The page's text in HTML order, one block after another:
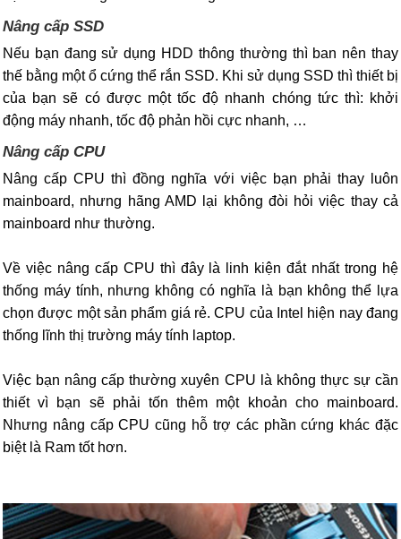
Nâng cấp SSD
Nếu bạn đang sử dụng HDD thông thường thì ban nên thay
thế bằng một ổ cứng thể rắn SSD. Khi sử dụng SSD thì thiết bị
của bạn sẽ có được một tốc độ nhanh chóng tức thì: khởi
động máy nhanh, tốc độ phản hồi cực nhanh, …
Nâng cấp CPU
Nâng cấp CPU thì đồng nghĩa với việc bạn phải thay luôn
mainboard, nhưng hãng AMD lại không đòi hỏi việc thay cả
mainboard như thường.
Về việc nâng cấp CPU thì đây là linh kiện đắt nhất trong hệ
thống máy tính, nhưng không có nghĩa là bạn không thể lựa
chọn được một sản phẩm giá rẻ. CPU của Intel hiện nay đang
thống lĩnh thị trường máy tính laptop.
Việc bạn nâng cấp thường xuyên CPU là không thực sự cần
thiết vì bạn sẽ phải tốn thêm một khoản cho mainboard.
Nhưng nâng cấp CPU cũng hỗ trợ các phần cứng khác đặc
biệt là Ram tốt hơn.